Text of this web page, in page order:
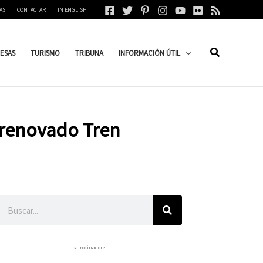
CONTACTAR IN ENGLISH
TURISMO TRIBUNA INFORMACIÓN ÚTIL
Tren
– patrocinadores –